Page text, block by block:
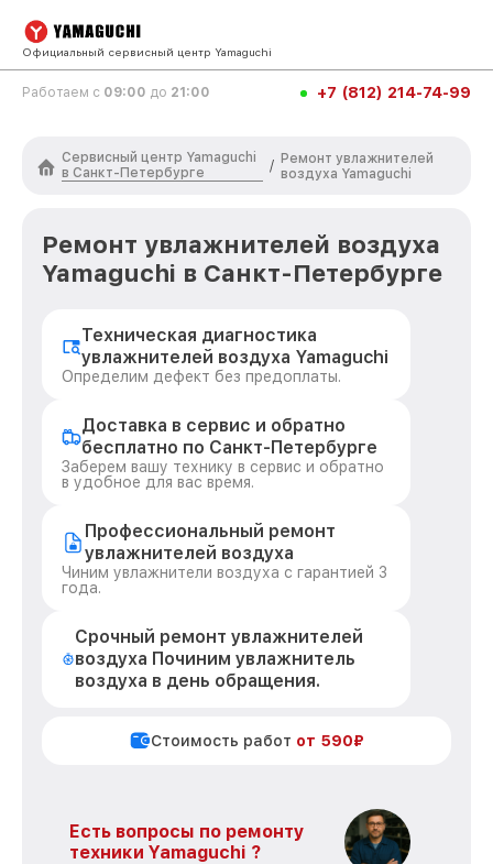
Официальный сервисный центр Yamaguchi
Работаем с 09:00 до 21:00 +7 (812) 214-74-99
Сервисный центр Yamaguchi
в Санкт-Петербурге
/ Ремонт увлажнителей
воздуха Yamaguchi
Ремонт увлажнителей воздуха
Yamaguchi в Санкт-Петербурге
Техническая диагностика
увлажнителей воздуха Yamaguchi
Определим дефект без предоплаты.
Доставка в сервис и обратно
бесплатно по Санкт-Петербурге
Заберем вашу технику в сервис и обратно
в удобное для вас время.
Профессиональный ремонт
увлажнителей воздуха
Чиним увлажнители воздуха с гарантией 3
года.
Срочный ремонт увлажнителей
воздуха Починим увлажнитель
воздуха в день обращения.
Стоимость работ от 590₽
Есть вопросы по ремонту
техники Yamaguchi ?